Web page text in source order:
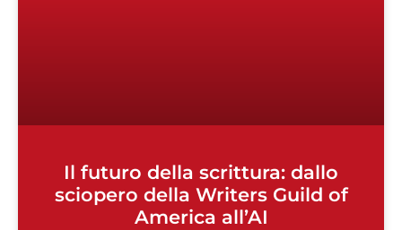
Il futuro della scrittura: dallo
sciopero della Writers Guild of
America all’AI